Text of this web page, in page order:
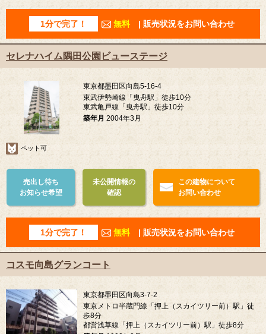
1分で完了！ 無料 | 販売状況をお問い合わせ
セレナハイム隅田公園ビューステージ
東京都墨田区向島5-16-4
東武伊勢崎線「曳舟駅」徒歩10分
東武亀戸線「曳舟駅」徒歩10分
築年月 2004年3月
ペット可
売出し待ち
お知らせ希望
未公開情報の
確認
この建物について
お問い合わせ
1分で完了！ 無料 | 販売状況をお問い合わせ
コスモ向島グランコート
東京都墨田区向島3-7-2
東京メトロ半蔵門線「押上（スカイツリー前）駅」徒
歩8分
都営浅草線「押上（スカイツリー前）駅」徒歩8分